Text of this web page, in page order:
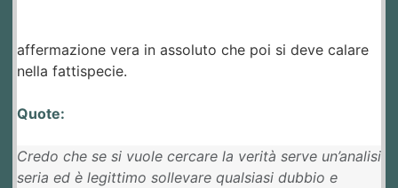
affermazione vera in assoluto che poi si deve calare
nella fattispecie.
Quote:
Credo che se si vuole cercare la verità serve un’analisi
seria ed è legittimo sollevare qualsiasi dubbio e